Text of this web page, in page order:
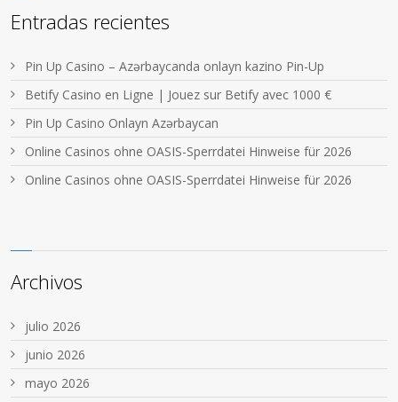
Entradas recientes
Pin Up Casino – Azərbaycanda onlayn kazino Pin-Up
Betify Casino en Ligne | Jouez sur Betify avec 1000 €
Pin Up Casino Onlayn Azərbaycan
Online Casinos ohne OASIS-Sperrdatei Hinweise für 2026
Online Casinos ohne OASIS-Sperrdatei Hinweise für 2026
Archivos
julio 2026
junio 2026
mayo 2026